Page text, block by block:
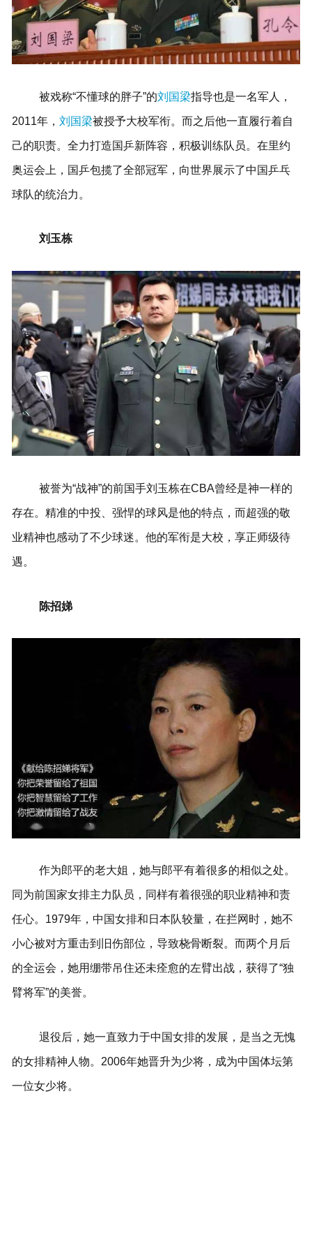
被戏称“不懂球的胖子”的刘国梁指导也是一名军人，
2011年， 刘国梁被授予大校军衔。 而之后他一直履行着自
己的职责。 全力打造国乒新阵容，积极训练队员。 在里约
奥运会上，国乒包揽了全部冠军，向世界展示了中国乒乓
球队的统治力。
刘玉栋
被誉为“战神”的前国手刘玉栋在CBA曾经是神一样的
存在。 精准的中投、强悍的球风是他的特点，而超强的敬
业精神也感动了不少球迷。 他的军衔是大校，享正师级待
遇。
陈招娣
作为郎平的老大姐，她与郎平有着很多的相似之处。
同为前国家女排主力队员，同样有着很强的职业精神和责
任心。1979年，中国女排和日本队较量，在拦网时，她不
小心被对方重击到旧伤部位，导致桡骨断裂。而两个月后
的全运会，她用绷带吊住还未痊愈的左臂出战，获得了“独
臂将军”的美誉。
退役后，她一直致力于中国女排的发展，是当之无愧
的女排精神人物。2006年她晋升为少将，成为中国体坛第
一位女少将。